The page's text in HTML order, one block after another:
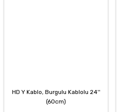
HD Y Kablo, Burgulu Kablolu 24''
(60cm)